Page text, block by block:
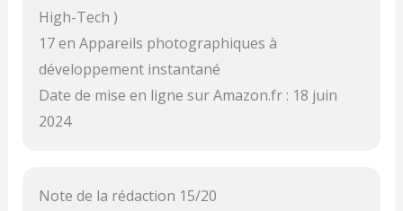
High-Tech )
17 en Appareils photographiques à
développement instantané
Date de mise en ligne sur Amazon.fr : 18 juin
2024
Note de la rédaction 15/20